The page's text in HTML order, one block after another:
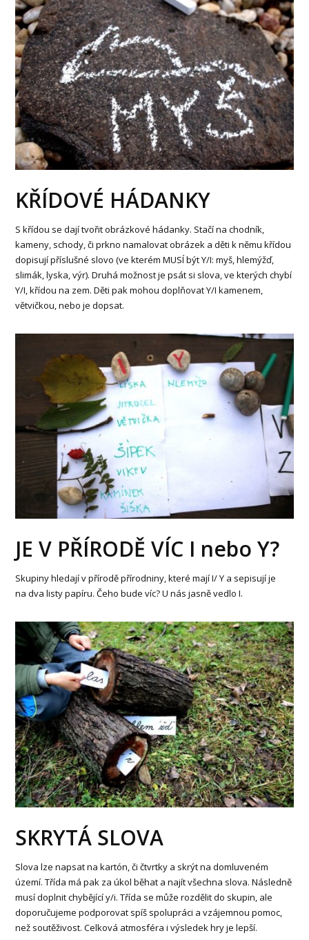
KŘÍDOVÉ HÁDANKY
S křídou se dají tvořit obrázkové hádanky. Stačí na chodník,
kameny, schody, či prkno namalovat obrázek a děti k němu křídou
dopisují příslušné slovo (ve kterém MUSÍ být Y/I: myš, hlemýžď,
slimák, lyska, výr). Druhá možnost je psát si slova, ve kterých chybí
Y/I, křídou na zem. Děti pak mohou doplňovat Y/I kamenem,
větvičkou, nebo je dopsat.
JE V PŘÍRODĚ VÍC I nebo Y?
Skupiny hledají v přírodě přírodniny, které mají I/ Y a sepisují je
na dva listy papíru. Čeho bude víc? U nás jasně vedlo I.
SKRYTÁ SLOVA
Slova lze napsat na kartón, či čtvrtky a skrýt na domluveném
území. Třída má pak za úkol běhat a najít všechna slova. Následně
musí doplnit chybějící y/i. Třída se může rozdělit do skupin, ale
doporučujeme podporovat spíš spolupráci a vzájemnou pomoc,
než soutěživost. Celková atmosféra i výsledek hry je lepší.